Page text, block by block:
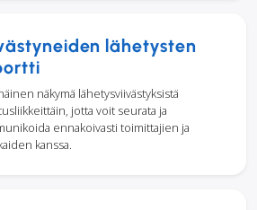
lähetysten
näkymä lähetysviivästyksistä
jotta voit seurata ja
ennakoivasti toimittajien ja
kanssa.